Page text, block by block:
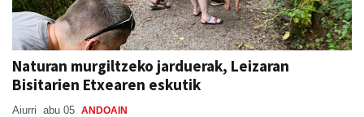
Naturan murgiltzeko jarduerak, Leizaran
Bisitarien Etxearen eskutik
Aiurri abu 05 ANDOAIN